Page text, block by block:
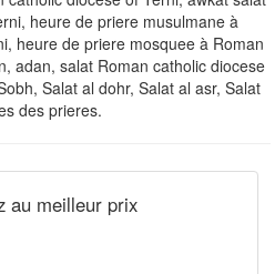
heure de priere musulmane à
heure de priere mosquee à Roman
adan, salat Roman catholic diocese
Salat al dohr, Salat al asr, Salat
des prieres.
au meilleur prix